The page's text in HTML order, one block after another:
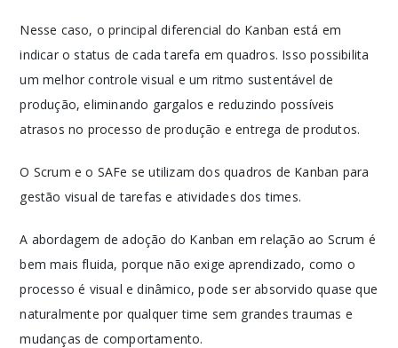
Nesse caso, o principal diferencial do Kanban está em
indicar o status de cada tarefa em quadros. Isso possibilita
um melhor controle visual e um ritmo sustentável de
produção, eliminando gargalos e reduzindo possíveis
atrasos no processo de produção e entrega de produtos.
O Scrum e o SAFe se utilizam dos quadros de Kanban para
gestão visual de tarefas e atividades dos times.
A abordagem de adoção do Kanban em relação ao Scrum é
bem mais fluida, porque não exige aprendizado, como o
processo é visual e dinâmico, pode ser absorvido quase que
naturalmente por qualquer time sem grandes traumas e
mudanças de comportamento.